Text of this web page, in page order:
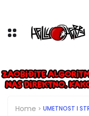
Home UMETNOST I